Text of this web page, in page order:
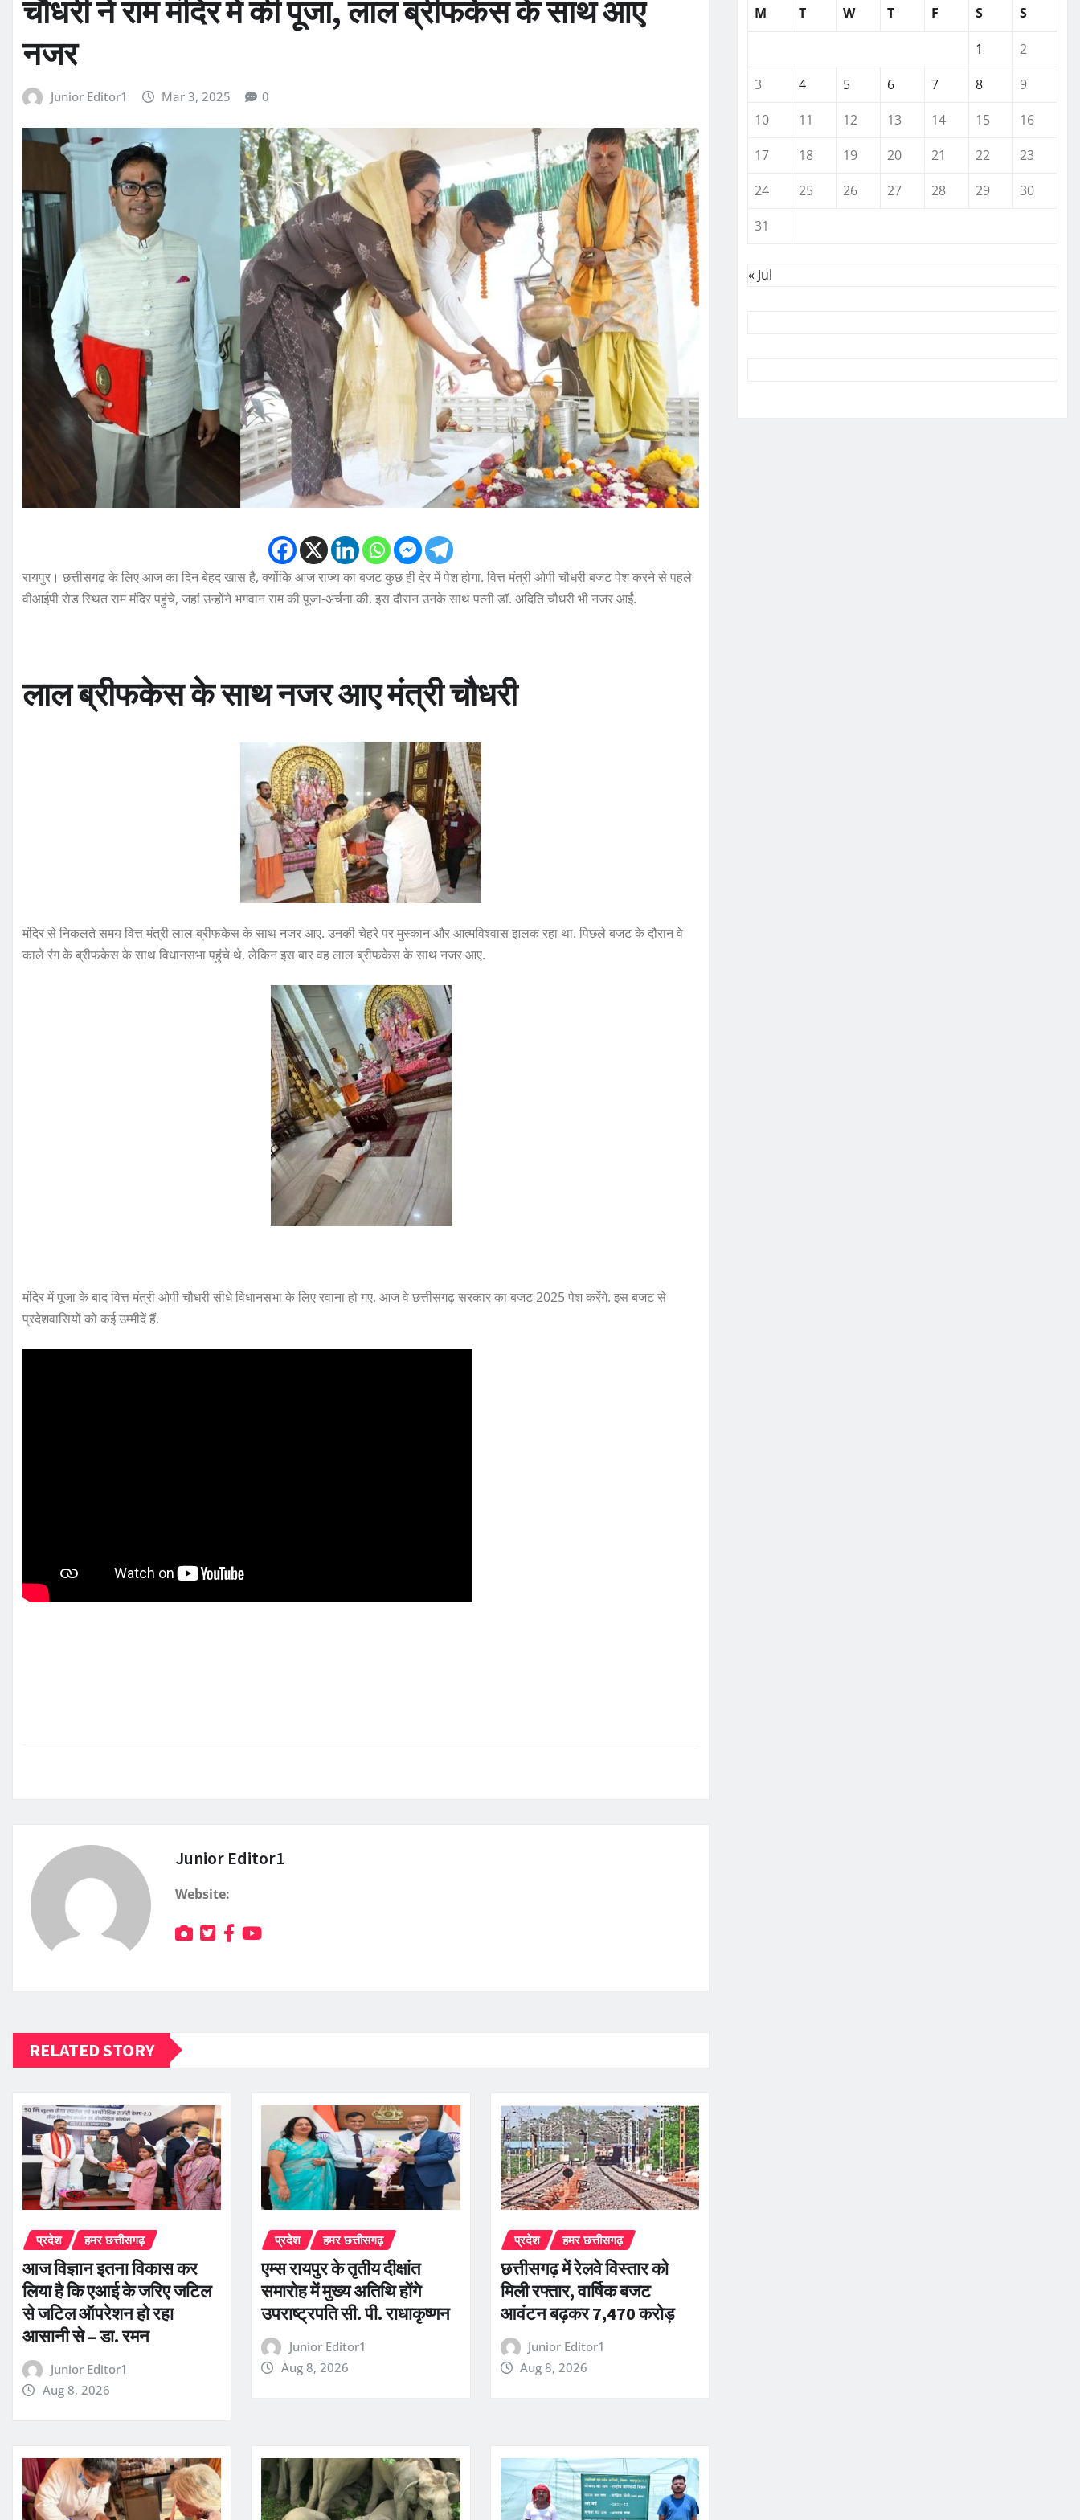
चौधरी ने राम मंदिर में की पूजा, लाल ब्रीफकेस के साथ आए
नजर
Junior Editor1 Mar 3, 2025 0
रायपुर। छत्तीसगढ़ के लिए आज का दिन बेहद खास है, क्योंकि आज राज्य का बजट कुछ ही देर में पेश होगा. वित्त मंत्री ओपी चौधरी बजट पेश करने से पहले
वीआईपी रोड स्थित राम मंदिर पहुंचे, जहां उन्होंने भगवान राम की पूजा-अर्चना की. इस दौरान उनके साथ पत्नी डॉ. अदिति चौधरी भी नजर आईं.
लाल ब्रीफकेस के साथ नजर आए मंत्री चौधरी
मंदिर से निकलते समय वित्त मंत्री लाल ब्रीफकेस के साथ नजर आए. उनकी चेहरे पर मुस्कान और आत्मविश्वास झलक रहा था. पिछले बजट के दौरान वे
काले रंग के ब्रीफकेस के साथ विधानसभा पहुंचे थे, लेकिन इस बार वह लाल ब्रीफकेस के साथ नजर आए.
मंदिर में पूजा के बाद वित्त मंत्री ओपी चौधरी सीधे विधानसभा के लिए रवाना हो गए. आज वे छत्तीसगढ़ सरकार का बजट 2025 पेश करेंगे. इस बजट से
प्रदेशवासियों को कई उम्मीदें हैं.
Junior Editor1
Website:
RELATED STORY
प्रदेश हमर छत्तीसगढ़
आज विज्ञान इतना विकास कर
लिया है कि एआई के जरिए जटिल
से जटिल ऑपरेशन हो रहा
आसानी से – डा. रमन
Junior Editor1
Aug 8, 2026
प्रदेश हमर छत्तीसगढ़
एम्स रायपुर के तृतीय दीक्षांत
समारोह में मुख्य अतिथि होंगे
उपराष्ट्रपति सी. पी. राधाकृष्णन
Junior Editor1
Aug 8, 2026
प्रदेश हमर छत्तीसगढ़
छत्तीसगढ़ में रेलवे विस्तार को
मिली रफ्तार, वार्षिक बजट
आवंटन बढ़कर 7,470 करोड़
Junior Editor1
Aug 8, 2026
M
T W T F S S
1
2
3
4 5 6 7 8
9
10
11 12 13 14 15
16
17
18 19 20 21 22
23
24
25 26 27 28 29
30
31
« Jul